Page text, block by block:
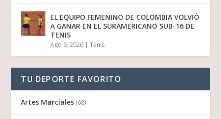
EL EQUIPO FEMENINO DE COLOMBIA VOLVIÓ
A GANAR EN EL SURAMERICANO SUB-16 DE
TENIS
Ago 6, 2026 |Tenis
TU DEPORTE FAVORITO
Artes Marciales (68)